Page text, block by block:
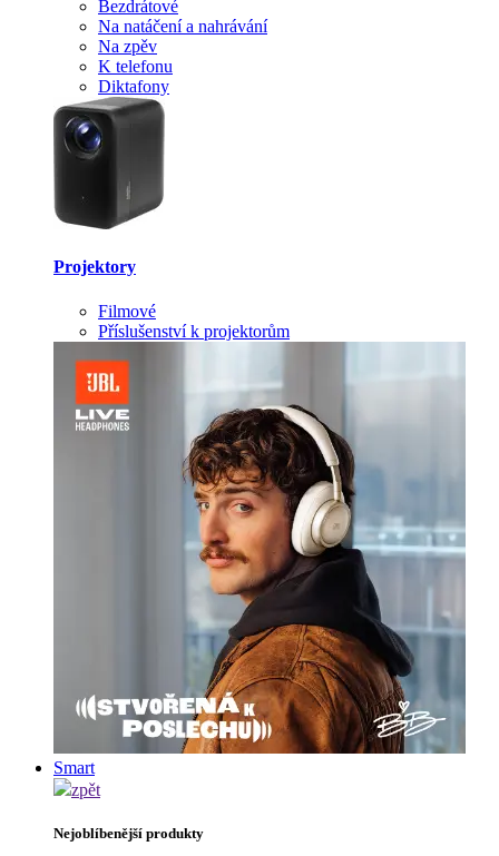
Bezdrátové
Na natáčení a nahrávání
Na zpěv
K telefonu
Diktafony
Projektory
Filmové
Příslušenství k projektorům
Smart
zpět
Nejoblíbenější produkty